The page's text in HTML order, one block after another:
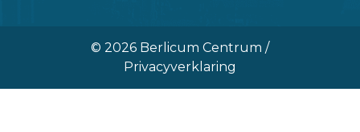
© 2026 Berlicum Centrum /
Privacyverklaring